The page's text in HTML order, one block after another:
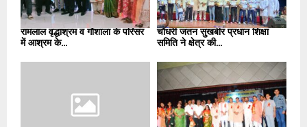
रामलाल वृद्धाश्रम व गौशाला के परिसर
में आश्रम के...
चौधरी जतन सुखबीर प्रधान शिक्षा
समिति ने क्षेत्र की...